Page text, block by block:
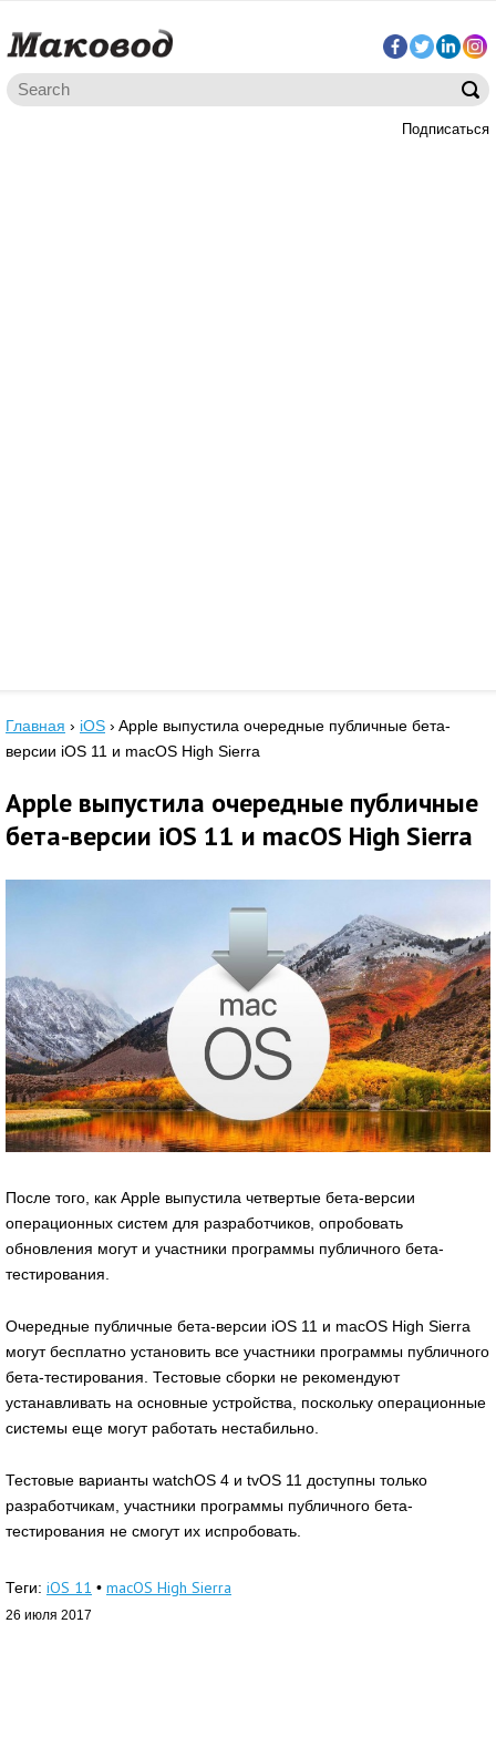
Подписаться
Главная › iOS › Apple выпустила очередные публичные бета-
версии iOS 11 и macOS High Sierra
Apple выпустила очередные публичные
бета-версии iOS 11 и macOS High Sierra
После того, как Apple выпустила четвертые бета-версии
операционных систем для разработчиков, опробовать
обновления могут и участники программы публичного бета-
тестирования.
Очередные публичные бета-версии iOS 11 и macOS High Sierra
могут бесплатно установить все участники программы публичного
бета-тестирования. Тестовые сборки не рекомендуют
устанавливать на основные устройства, поскольку операционные
системы еще могут работать нестабильно.
Тестовые варианты watchOS 4 и tvOS 11 доступны только
разработчикам, участники программы публичного бета-
тестирования не смогут их испробовать.
Теги: iOS 11 • macOS High Sierra
26 июля 2017